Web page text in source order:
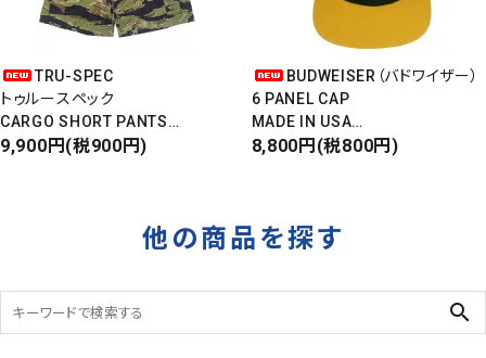
TRU-SPEC
トゥルースペック
CARGO SHORT PANTS
カーゴショートパンツ
9,900円(税900円)
BUDWEISER（バドワイザー）
6 PANEL CAP
MADE IN USA
Front Design
8,800円(税800円)
他の商品を探す
search